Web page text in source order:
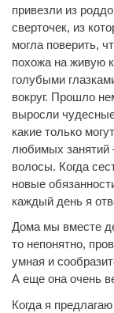
привезли из
сверточек, из
могла поверить,
похожа на живую
голубыми
вокруг. Прошло
выросли
какие только
любимых занятий
волосы. Когда
новые
каждый день я
Дома мы вместе
то непонятно,
умная и
А еще она очень
Когда я